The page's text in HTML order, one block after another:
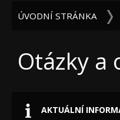
ÚVODNÍ STRÁNKA
Otázky a
AKTUÁLNÍ